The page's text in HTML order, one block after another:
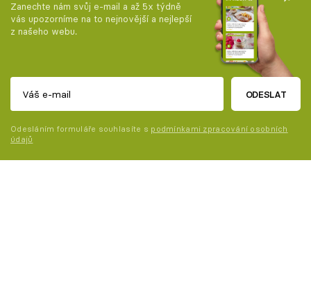
Zanechte nám svůj e-mail a až 5x týdně
vás upozorníme na to nejnovější a nejlepší
z našeho webu.
ODESLAT
Odesláním formuláře souhlasíte s podmínkami zpracování osobních
údajů